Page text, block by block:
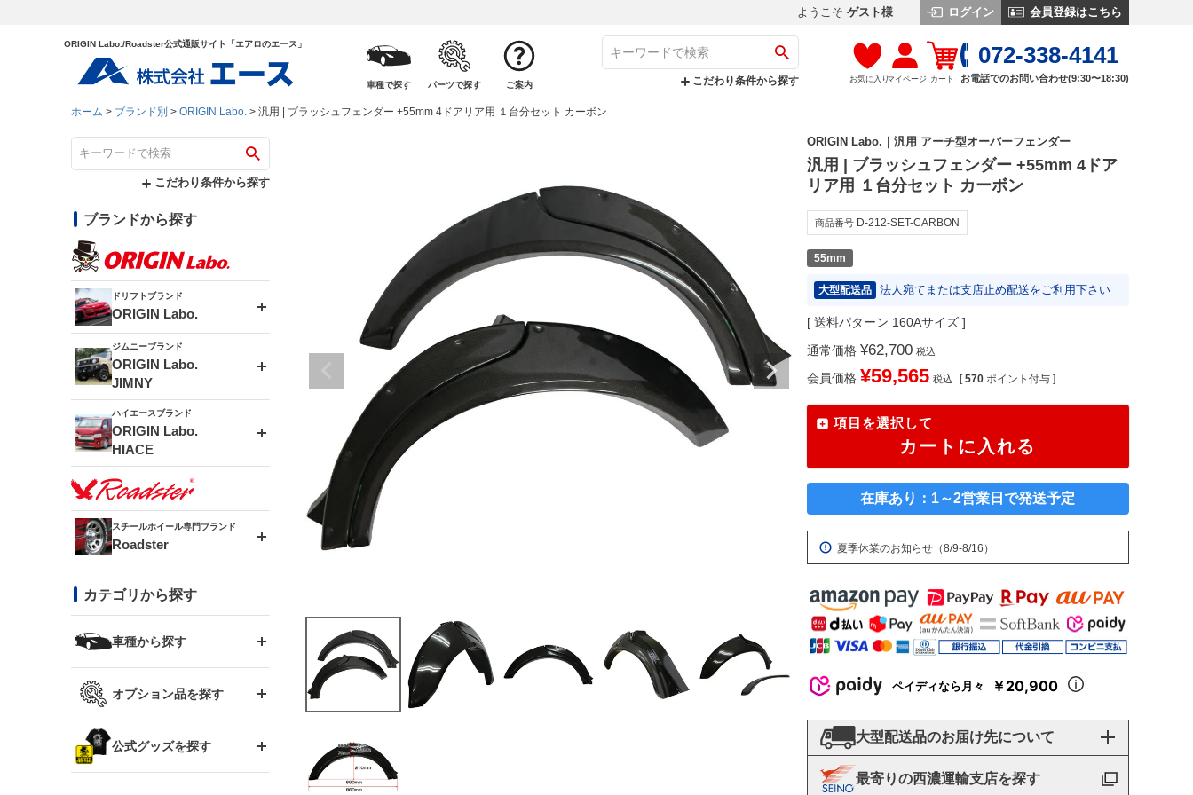
ようこそ ゲスト様 ログイン 会員登録はこちら
ORIGIN Labo./Roadster公式通販サイト「エアロのエース」
車種で探す パーツで探す ご案内 こだわり条件から探す お気に入りマイページ カート
072-338-4141
お電話でのお問い合わせ(9:30〜18:30)
ホーム ブランド別 ORIGIN Labo. 汎用 | ブラッシュフェンダー +55mm 4ドアリア用 １台分セット カーボン
こだわり条件から探す
ブランドから探す
ドリフトブランド
ORIGIN Labo.
エアロシリーズ
ドリフトライン
風神(180SX)
雷神(S15)
龍神(チェイサー)
レーシングライン
アタックライン
ストリームライン
スタイリッシュライン
フロントフェンダー
リアフェンダー
ブラッシュフェンダー
コンバットアイ
GTウイング
リアウイング
ルーフウイング
ボンネット
ジムニーブランド
ORIGIN Labo.
JIMNY
アルミホイール
MUD-ZEUS
アルミホイール
MUD-SR7
MUD-S7
ボンネット
フェンダー
サイドパーツ
ハイエースブランド
ORIGIN Labo.
HIACE
エアロシリーズ
LUX MODEL SP
LUX MODEL
RUGGER MODEL
GROUND MODEL
PHANTOM LIP
オーバーフェンダー
リアウイング
スムージングバンパー
ワイパーガード
内装パーツ
スチールホイール専門ブランド
Roadster
DAYTONA-RS
DAYTONA-RS NEO
まつど家 鉄漢
まつど家 鉄心
カテゴリから探す
車種から探す
トヨタ
シルビア S13
スズキ
オプション品を探す
GTウイング用ラダー
公式グッズを探す
ORIGIN Labo.｜汎用 アーチ型オーバーフェンダー
汎用 | ブラッシュフェンダー +55mm 4ドア
リア用 １台分セット カーボン
商品番号 D-212-SET-CARBON
55mm
大型配送品 法人宛てまたは支店止め配送をご利用下さい
送料パターン 160Aサイズ
通常価格 ¥62,700 税込
会員価格 ¥59,565 税込 [ 570 ポイント付与 ]
項目を選択して
カートに入れる
在庫あり：1～2営業日で発送予定
夏季休業のお知らせ（8/9-8/16）
ペイディなら月々 ￥20,900
大型配送品のお届け先について
最寄りの西濃運輸支店を探す